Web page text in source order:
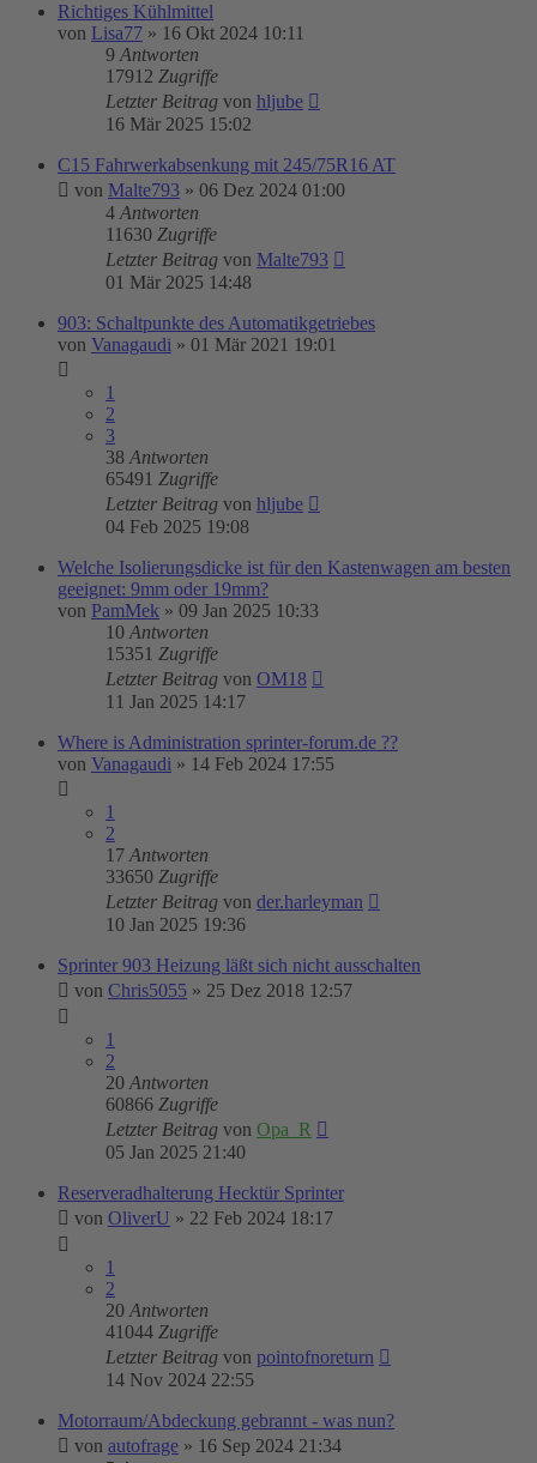
Richtiges Kühlmittel
von Lisa77 » 16 Okt 2024 10:11
9 Antworten
17912 Zugriffe
Letzter Beitrag von hljube
16 Mär 2025 15:02
C15 Fahrwerkabsenkung mit 245/75R16 AT
von Malte793 » 06 Dez 2024 01:00
4 Antworten
11630 Zugriffe
Letzter Beitrag von Malte793
01 Mär 2025 14:48
903: Schaltpunkte des Automatikgetriebes
von Vanagaudi » 01 Mär 2021 19:01
1
2
3
38 Antworten
65491 Zugriffe
Letzter Beitrag von hljube
04 Feb 2025 19:08
Welche Isolierungsdicke ist für den Kastenwagen am besten
geeignet: 9mm oder 19mm?
von PamMek » 09 Jan 2025 10:33
10 Antworten
15351 Zugriffe
Letzter Beitrag von OM18
11 Jan 2025 14:17
Where is Administration sprinter-forum.de ??
von Vanagaudi » 14 Feb 2024 17:55
1
2
17 Antworten
33650 Zugriffe
Letzter Beitrag von der.harleyman
10 Jan 2025 19:36
Sprinter 903 Heizung läßt sich nicht ausschalten
von Chris5055 » 25 Dez 2018 12:57
1
2
20 Antworten
60866 Zugriffe
Letzter Beitrag von Opa_R
05 Jan 2025 21:40
Reserveradhalterung Hecktür Sprinter
von OliverU » 22 Feb 2024 18:17
1
2
20 Antworten
41044 Zugriffe
Letzter Beitrag von pointofnoreturn
14 Nov 2024 22:55
Motorraum/Abdeckung gebrannt - was nun?
von autofrage » 16 Sep 2024 21:34